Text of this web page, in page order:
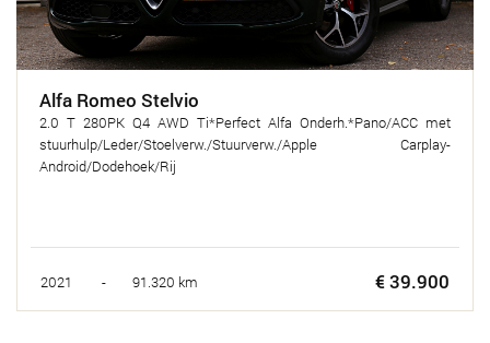
Alfa Romeo Stelvio
2.0 T 280PK Q4 AWD Ti*Perfect Alfa Onderh.*Pano/ACC met
stuurhulp/Leder/Stoelverw./Stuurverw./Apple Carplay-
Android/Dodehoek/Rij
2021 - 91.320 km € 39.900